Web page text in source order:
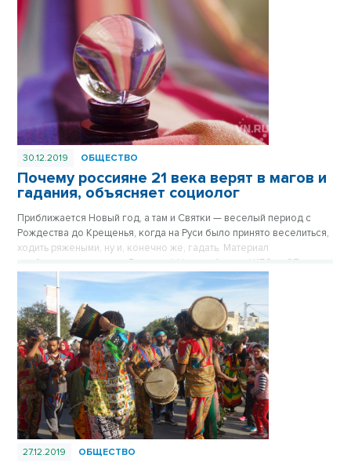
30.12.2019 ОБЩЕСТВО
Почему россияне 21 века верят в магов и
гадания, объясняет социолог
Приближается Новый год, а там и Святки — веселый период с
Рождества до Крещенья, когда на Руси было принято веселиться,
ходить ряжеными, ну и, конечно же, гадать. Материал
опубликован в газете «Вечерний Новосибирск» №52 от 27
декабря 2019 года.
27.12.2019 ОБЩЕСТВО